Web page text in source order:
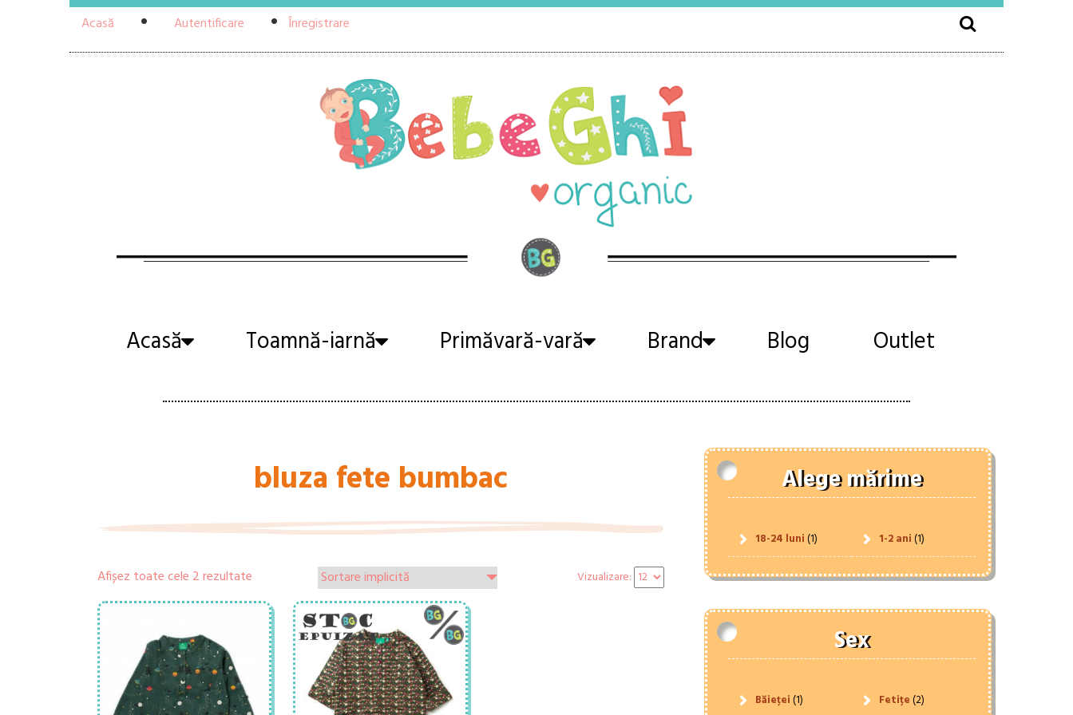
Acasă Autentificare Înregistrare
Acasă Toamnă-iarnă Primăvară-vară Brand Blog Outlet
bluza fete bumbac
Afișez toate cele 2 rezultate Vizualizare:
Alege mărime
18-24 luni(1) 1-2 ani(1)
Sex
Băieței(1) Fetițe(2)